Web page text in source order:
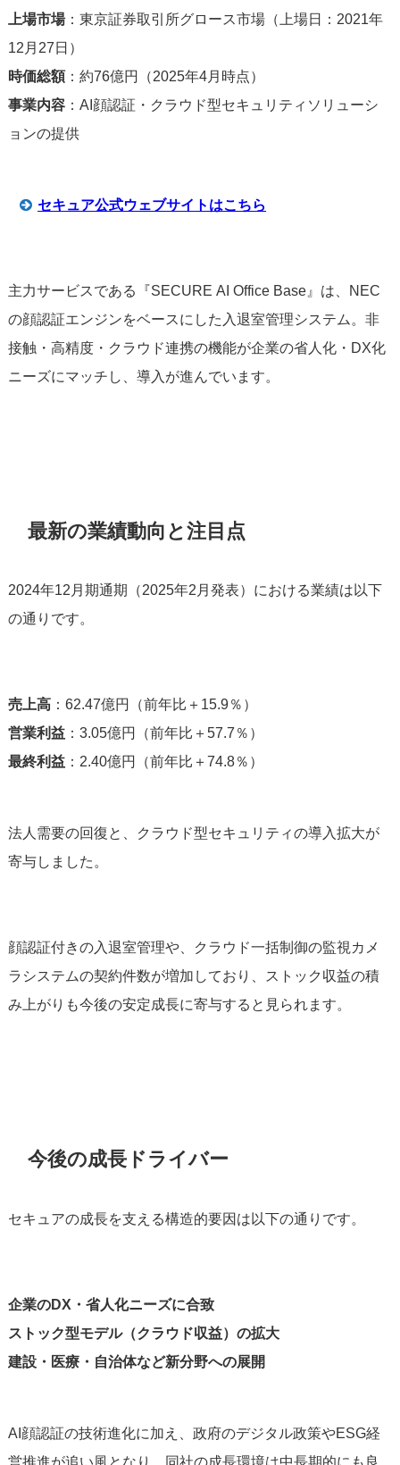
上場市場：東京証券取引所グロース市場（上場日：2021年
12月27日）
時価総額：約76億円（2025年4月時点）
事業内容：AI顔認証・クラウド型セキュリティソリューシ
ョンの提供
セキュア公式ウェブサイトはこちら
主力サービスである『SECURE AI Office Base』は、NEC
の顔認証エンジンをベースにした入退室管理システム。非
接触・高精度・クラウド連携の機能が企業の省人化・DX化
ニーズにマッチし、導入が進んでいます。
最新の業績動向と注目点
2024年12月期通期（2025年2月発表）における業績は以下
の通りです。
売上高：62.47億円（前年比＋15.9％）
営業利益：3.05億円（前年比＋57.7％）
最終利益：2.40億円（前年比＋74.8％）
法人需要の回復と、クラウド型セキュリティの導入拡大が
寄与しました。
顔認証付きの入退室管理や、クラウド一括制御の監視カメ
ラシステムの契約件数が増加しており、ストック収益の積
み上がりも今後の安定成長に寄与すると見られます。
今後の成長ドライバー
セキュアの成長を支える構造的要因は以下の通りです。
企業のDX・省人化ニーズに合致
ストック型モデル（クラウド収益）の拡大
建設・医療・自治体など新分野への展開
AI顔認証の技術進化に加え、政府のデジタル政策やESG経
営推進が追い風となり、同社の成長環境は中長期的にも良